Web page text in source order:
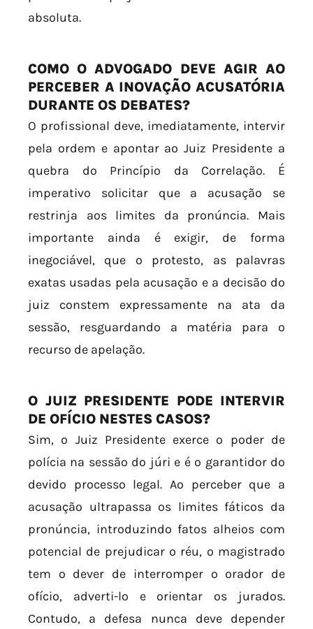
absoluta.
COMO O ADVOGADO DEVE AGIR AO
PERCEBER A INOVAÇÃO ACUSATÓRIA
DURANTE OS DEBATES?
O profissional deve, imediatamente, intervir
pela ordem e apontar ao Juiz Presidente a
quebra do Princípio da Correlação. É
imperativo solicitar que a acusação se
restrinja aos limites da pronúncia. Mais
importante ainda é exigir, de forma
inegociável, que o protesto, as palavras
exatas usadas pela acusação e a decisão do
juiz constem expressamente na ata da
sessão, resguardando a matéria para o
recurso de apelação.
O JUIZ PRESIDENTE PODE INTERVIR
DE OFÍCIO NESTES CASOS?
Sim, o Juiz Presidente exerce o poder de
polícia na sessão do júri e é o garantidor do
devido processo legal. Ao perceber que a
acusação ultrapassa os limites fáticos da
pronúncia, introduzindo fatos alheios com
potencial de prejudicar o réu, o magistrado
tem o dever de interromper o orador de
ofício, adverti-lo e orientar os jurados.
Contudo, a defesa nunca deve depender